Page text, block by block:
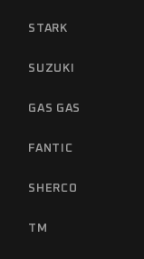
STARK
SUZUKI
GAS GAS
FANTIC
SHERCO
TM